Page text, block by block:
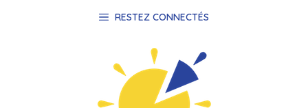
RESTEZ CONNECTÉS